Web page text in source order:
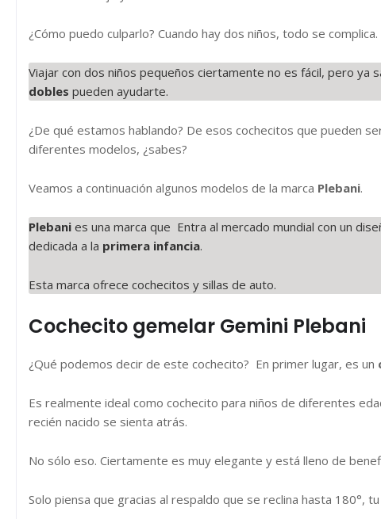
¿Cómo puedo culparlo? Cuando hay dos niños, todo se
Viajar con dos niños pequeños ciertamente no es fácil, pero ya
dobles pueden ayudarte.
¿De qué estamos hablando? De esos cochecitos que pueden
diferentes modelos, ¿sabes?
Veamos a continuación algunos modelos de la marca Plebani.
Plebani es una marca que Entra al mercado mundial con un
dedicada a la primera infancia.
Esta marca ofrece cochecitos y sillas de auto.
Cochecito gemelar Gemini Plebani
¿Qué podemos decir de este cochecito? En primer lugar, es un
Es realmente ideal como cochecito para niños de diferentes
recién nacido se sienta atrás.
No sólo eso. Ciertamente es muy elegante y está lleno de
Solo piensa que gracias al respaldo que se reclina hasta 180°,